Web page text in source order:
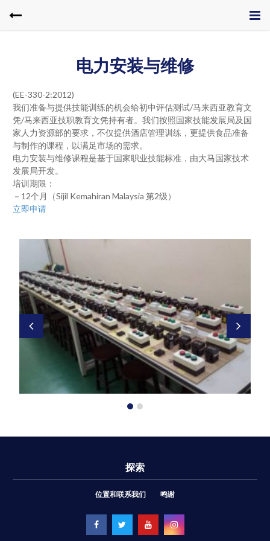
电力安装与维修
(EE-330-2:2012)
我们准备与提供技能训练的机会给初中评估测试/马来西亚教育文
凭/马来西亚技职教育文凭持有者。我们按照国家技能发展局及国
家人力资源部的要求，不仅提供酒店管理训练，更提供食品准备
与制作的课程，以满足市场的需求。
电力安装与维修课程是基于国家职业技能标准，由大马国家技术
发展局开发。
培训期限：
－12个月（Sijil Kemahiran Malaysia 第2级）
立即申请
探索
位置和联系我们 鸣谢